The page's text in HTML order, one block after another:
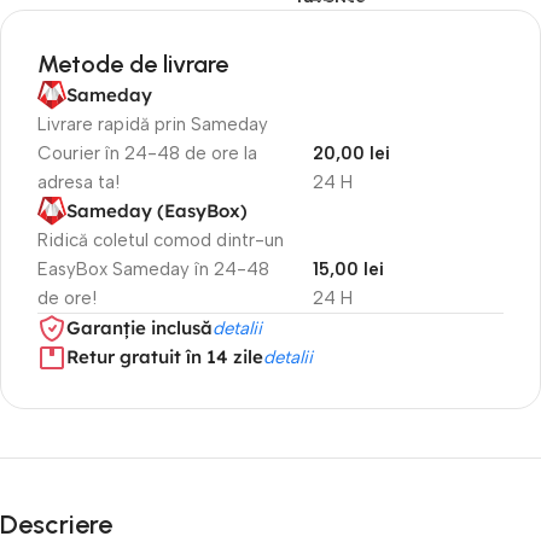
Metode de livrare
Sameday
Livrare rapidă prin Sameday
Courier în 24-48 de ore la
adresa ta!
24 H
20,00 lei
Sameday (EasyBox)
Ridică coletul comod dintr-un
EasyBox Sameday în 24-48
de ore!
24 H
15,00 lei
Garanție inclusădetalii
Retur gratuit în 14 ziledetalii
Descriere